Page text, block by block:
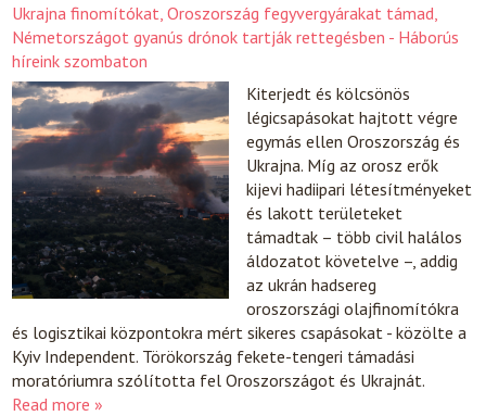
Ukrajna finomítókat, Oroszország fegyvergyárakat támad,
Németországot gyanús drónok tartják rettegésben - Háborús
híreink szombaton
Kiterjedt és kölcsönös
légicsapásokat hajtott végre
egymás ellen Oroszország és
Ukrajna. Míg az orosz erők
kijevi hadiipari létesítményeket
és lakott területeket
támadtak – több civil halálos
áldozatot követelve –, addig
az ukrán hadsereg
oroszországi olajfinomítókra
és logisztikai központokra mért sikeres csapásokat - közölte a
Kyiv Independent. Törökország fekete-tengeri támadási
moratóriumra szólította fel Oroszországot és Ukrajnát.
Read more »